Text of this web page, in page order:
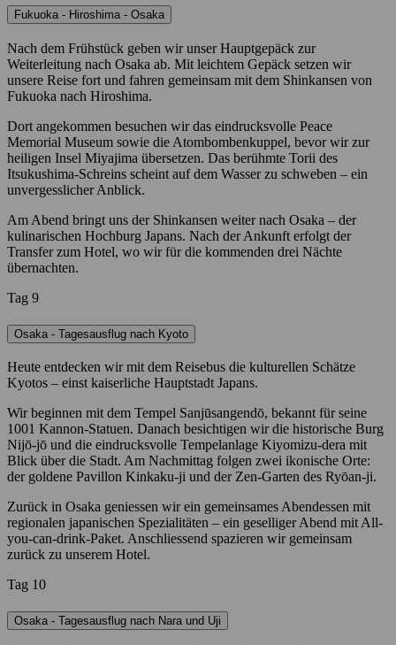
Fukuoka - Hiroshima - Osaka
Nach dem Frühstück geben wir unser Hauptgepäck zur
Weiterleitung nach Osaka ab. Mit leichtem Gepäck setzen wir
unsere Reise fort und fahren gemeinsam mit dem Shinkansen von
Fukuoka nach Hiroshima.
Dort angekommen besuchen wir das eindrucksvolle Peace
Memorial Museum sowie die Atombombenkuppel, bevor wir zur
heiligen Insel Miyajima übersetzen. Das berühmte Torii des
Itsukushima-Schreins scheint auf dem Wasser zu schweben – ein
unvergesslicher Anblick.
Am Abend bringt uns der Shinkansen weiter nach Osaka – der
kulinarischen Hochburg Japans. Nach der Ankunft erfolgt der
Transfer zum Hotel, wo wir für die kommenden drei Nächte
übernachten.
Tag 9
Osaka - Tagesausflug nach Kyoto
Heute entdecken wir mit dem Reisebus die kulturellen Schätze
Kyotos – einst kaiserliche Hauptstadt Japans.
Wir beginnen mit dem Tempel Sanjūsangendō, bekannt für seine
1001 Kannon-Statuen. Danach besichtigen wir die historische Burg
Nijō-jō und die eindrucksvolle Tempelanlage Kiyomizu-dera mit
Blick über die Stadt. Am Nachmittag folgen zwei ikonische Orte:
der goldene Pavillon Kinkaku-ji und der Zen-Garten des Ryōan-ji.
Zurück in Osaka geniessen wir ein gemeinsames Abendessen mit
regionalen japanischen Spezialitäten – ein geselliger Abend mit All-
you-can-drink-Paket. Anschliessend spazieren wir gemeinsam
zurück zu unserem Hotel.
Tag 10
Osaka - Tagesausflug nach Nara und Uji